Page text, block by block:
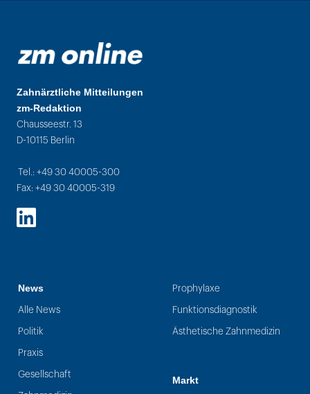
Zahnärztliche Mitteilungen
zm-Redaktion
Chausseestr. 13
D-10115 Berlin
Tel.: +49 30 40005-300
Fax: +49 30 40005-319
LinkedIn
News
Alle News
Politik
Praxis
Gesellschaft
Prophylaxe
Funktionsdiagnostik
Ästhetische Zahnmedizin
Markt